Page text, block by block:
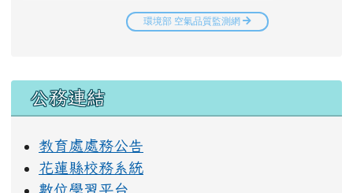
右邊區域內容
公務連結
教育處處務公告
花蓮縣校務系統
數位學習平台